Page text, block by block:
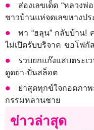
ส่องเลขเด็ด “หลวง
ชาวบ้านแห่จดเลขหางป
พา “ฮลุน” กลับบ้าน!
ไม่เปิดรับบริจาค ขอโฟกั
รวบยกแก๊งแสบตระเ
ดูดยา-ปั่นสล็อต
ย่าสุดทุกข์ใจกอดภาพ
กรรมหลานชาย
ข่าวล่าสุด